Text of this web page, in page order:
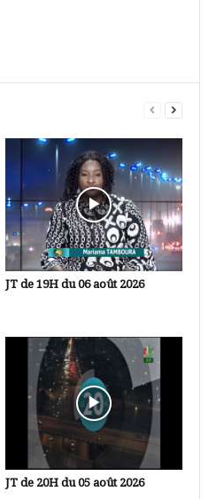
JT de 19H du 06 août 2026
JT de 20H du 05 août 2026